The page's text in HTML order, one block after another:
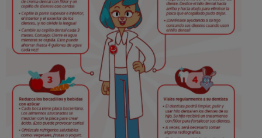
PARA PROFESIONALES
DO (ES)
SUSCRÍBASE